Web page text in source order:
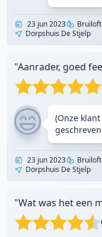
23 jun 2023 Bruiloft
Dorpshuis De Stjelp
"Aanrader, goed
(Onze
23 jun 2023 Bruiloft
Dorpshuis De Stjelp
"Wat was het een